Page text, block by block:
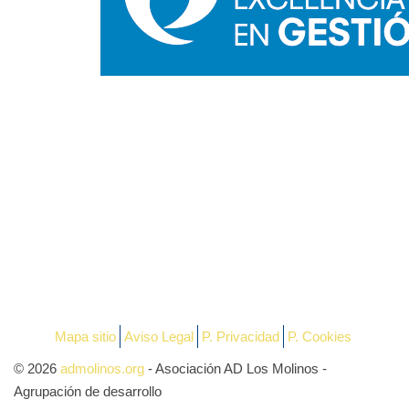
Mapa sitio Aviso Legal P. Privacidad P. Cookies
© 2026 admolinos.org - Asociación AD Los Molinos -
Agrupación de desarrollo